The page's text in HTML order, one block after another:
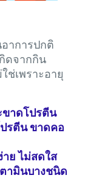
อาการปกติ
ดจากกิน
ช่เพราะอายุ
ขาดโปรตีน
รตีน ขาดคอ
ย ไม่สดใส
ามินบางชนิด